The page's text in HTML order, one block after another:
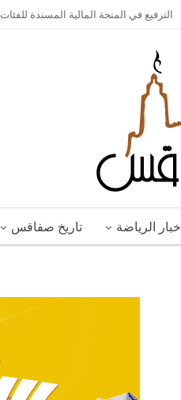
الترفيع في المنحة المالية المسندة
أخبار الرياضة تاريخ صفاقس